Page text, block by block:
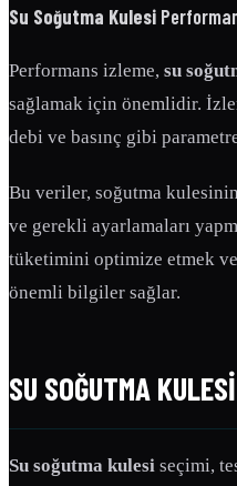
Su Soğutma Kulesi
Performans izleme, su
sağlamak için önemlidir.
debi ve basınç gibi
Bu veriler, soğutma
ve gerekli ayarlamaları
tüketimini optimize etmek
önemli bilgiler sağlar.
SU SOĞUTMA KULESI
Su soğutma kulesi seçimi,